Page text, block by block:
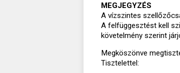
MEGJEGYZÉS
A vízszintes
A felfüggesztést kell
követelmény szerint
Megköszönve
Tisztelettel: